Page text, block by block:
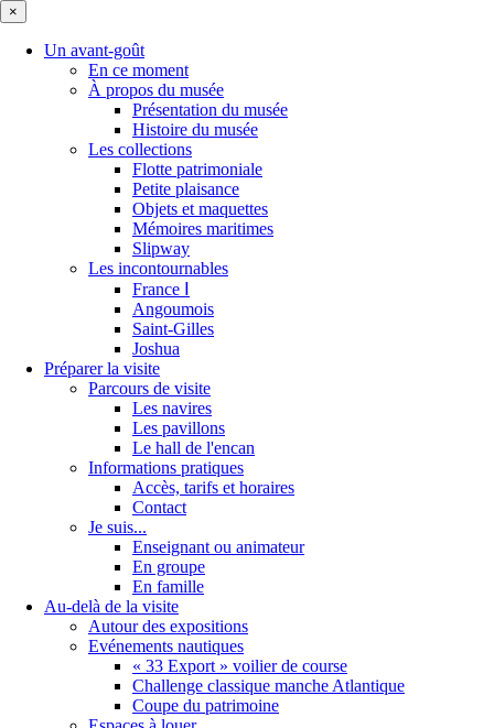
×
Un avant-goût
En ce moment
À propos du musée
Présentation du musée
Histoire du musée
Les collections
Flotte patrimoniale
Petite plaisance
Objets et maquettes
Mémoires maritimes
Slipway
Les incontournables
France Ⅰ
Angoumois
Saint-Gilles
Joshua
Préparer la visite
Parcours de visite
Les navires
Les pavillons
Le hall de l'encan
Informations pratiques
Accès, tarifs et horaires
Contact
Je suis...
Enseignant ou animateur
En groupe
En famille
Au-delà de la visite
Autour des expositions
Evénements nautiques
« 33 Export » voilier de course
Challenge classique manche Atlantique
Coupe du patrimoine